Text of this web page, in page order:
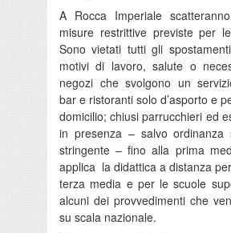
A Rocca Imperiale
misure restrittive previste per
Sono vietati tutti gli
motivi di lavoro, salute o
negozi che svolgono un
bar e ristoranti solo d’asporto e
domicilio; chiusi parrucchieri ed
in presenza – salvo ordinanza
stringente – fino alla prima
applica la didattica a distanza
terza media e per le scuole
alcuni dei provvedimenti che
su scala nazionale.